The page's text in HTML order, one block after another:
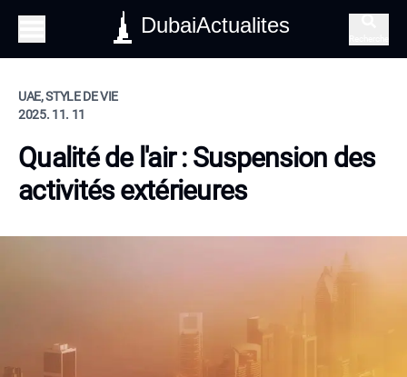
DubaiActualites
UAE, STYLE DE VIE
2025. 11. 11
Qualité de l'air : Suspension des
activités extérieures